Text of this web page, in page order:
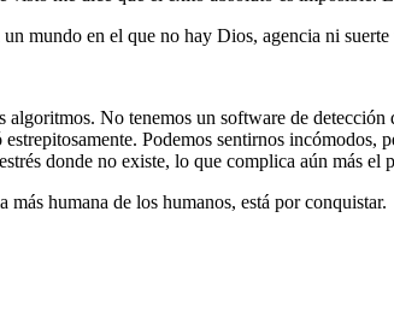
mundo en el que no hay Dios, agencia ni
No tenemos un software de
Podemos sentirnos incómodos,
donde no existe, lo que complica aún más el
humana de los humanos, está por conquistar.